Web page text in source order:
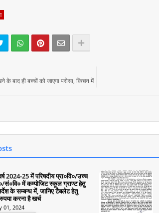
बाद ही बच्चों को जाएगा परोसा, किचन में
2024-25 में परिषदीय प्रा०वि०/उच्च
सं०वि० में कम्पोजिट स्कूल ग्राण्ट हेतु
के सम्बन्ध में, जानिए टैबलेट हेतु
करना है खर्च
01, 2024